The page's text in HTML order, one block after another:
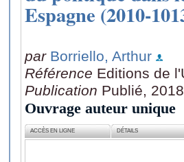
Espagne (2010-
par Borriello, Arthur
Référence Editions de
Publication Publié,
Ouvrage auteur unique
ACCÈS EN LIGNE DÉTAILS